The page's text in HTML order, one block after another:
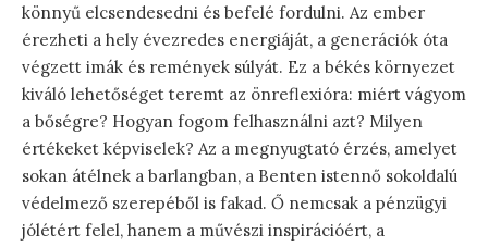
könnyű elcsendesedni és befelé fordulni. Az ember
érezheti a hely évezredes energiáját, a generációk óta
végzett imák és remények súlyát. Ez a békés környezet
kiváló lehetőséget teremt az önreflexióra: miért vágyom
a bőségre? Hogyan fogom felhasználni azt? Milyen
értékeket képviselek? Az a megnyugtató érzés, amelyet
sokan átélnek a barlangban, a Benten istennő sokoldalú
védelmező szerepéből is fakad. Ő nemcsak a pénzügyi
jólétért felel, hanem a művészi inspirációért, a